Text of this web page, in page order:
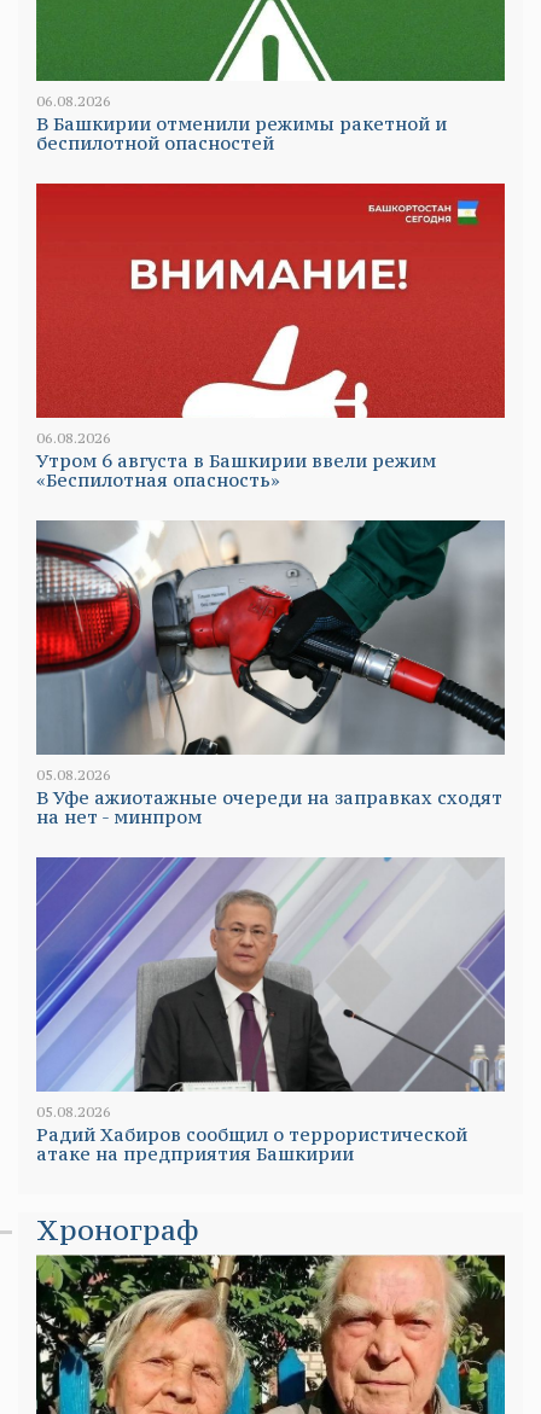
06.08.2026
В Башкирии отменили режимы ракетной и
беспилотной опасностей
06.08.2026
Утром 6 августа в Башкирии ввели режим
«Беспилотная опасность»
05.08.2026
В Уфе ажиотажные очереди на заправках сходят
на нет - минпром
05.08.2026
Радий Хабиров сообщил о террористической
атаке на предприятия Башкирии
Хронограф